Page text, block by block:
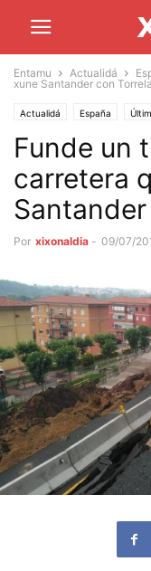
Entamu Actualidá
xune Santander con
Actualidá España
Funde un
carretera
Por xixonaldia - 09/07/